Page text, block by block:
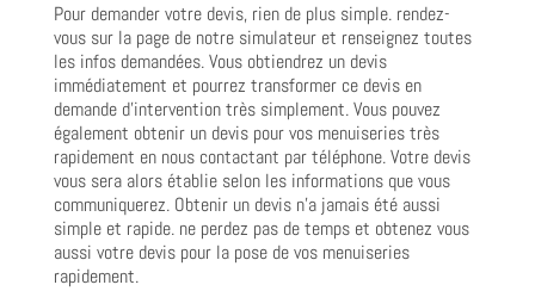
Pour demander votre devis, rien de plus simple. rendez-
vous sur la page de notre simulateur et renseignez toutes
les infos demandées. Vous obtiendrez un devis
immédiatement et pourrez transformer ce devis en
demande d’intervention très simplement. Vous pouvez
également obtenir un devis pour vos menuiseries très
rapidement en nous contactant par téléphone. Votre devis
vous sera alors établie selon les informations que vous
communiquerez. Obtenir un devis n’a jamais été aussi
simple et rapide. ne perdez pas de temps et obtenez vous
aussi votre devis pour la pose de vos menuiseries
rapidement.